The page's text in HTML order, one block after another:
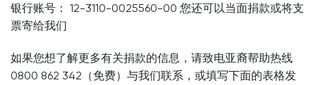
银行账号： 12-3110-0025560-00 您还可以当面捐款或将支
票寄给我们
如果您想了解更多有关捐款的信息，请致电亚裔帮助热线
0800 862 342（免费）与我们联系，或填写下面的表格发